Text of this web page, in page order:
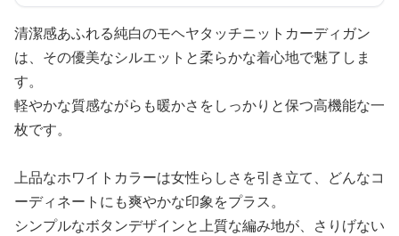
清潔感あふれる純白のモヘヤタッチニットカーディガン
は、その優美なシルエットと柔らかな着心地で魅了しま
す。
軽やかな質感ながらも暖かさをしっかりと保つ高機能な一
枚です。
上品なホワイトカラーは女性らしさを引き立て、どんなコ
ーディネートにも爽やかな印象をプラス。
シンプルなボタンデザインと上質な編み地が、さりげない